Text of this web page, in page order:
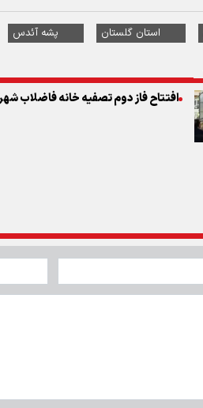
استان گلستان پشه آئدس
افتتاح فاز دوم تصفیه خانه فاضلاب